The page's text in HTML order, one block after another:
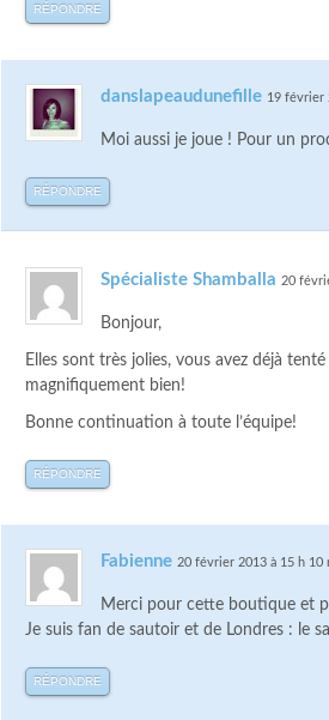
RÉPONDRE
danslapeaudunefille 19 février
Moi aussi je joue ! Pour un
RÉPONDRE
Spécialiste Shamballa 20
Bonjour,
Elles sont très jolies, vous avez déjà
magnifiquement bien!
Bonne continuation à toute l’équipe!
RÉPONDRE
Fabienne 20 février 2013 à 15 h 10
Merci pour cette boutique et
Je suis fan de sautoir et de Londres : le
RÉPONDRE